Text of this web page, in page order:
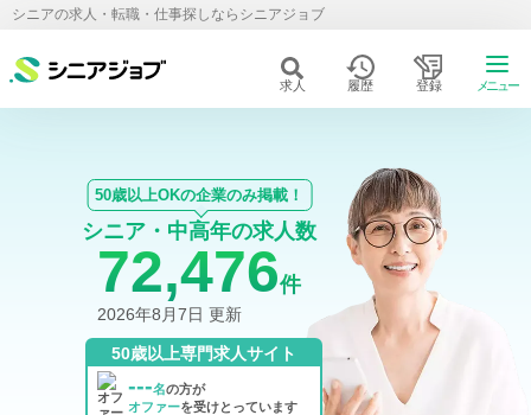
シニアの求人・転職・仕事探しならシニアジョブ
求人 履歴 登録 メニュー
50歳以上OKの企業のみ掲載！
シニア・中高年の求人数
72,476件
2026年8月7日 更新
50歳以上専門求人サイト
---名の方が
オファーを受けとっています